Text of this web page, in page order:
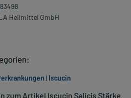
Heilmittel GmbH
zum Artikel Iscucin Salicis Stärke
| Iscucin